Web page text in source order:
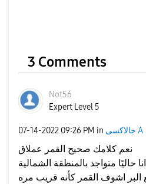
3 Comments
Not56
Expert Level 5
‎07-14-2022 09:26 PM in جالاكسى A
نعم كلامك صحيح القمر عملاق
انا حاليًا متواجد بالمنطقة الشمالية